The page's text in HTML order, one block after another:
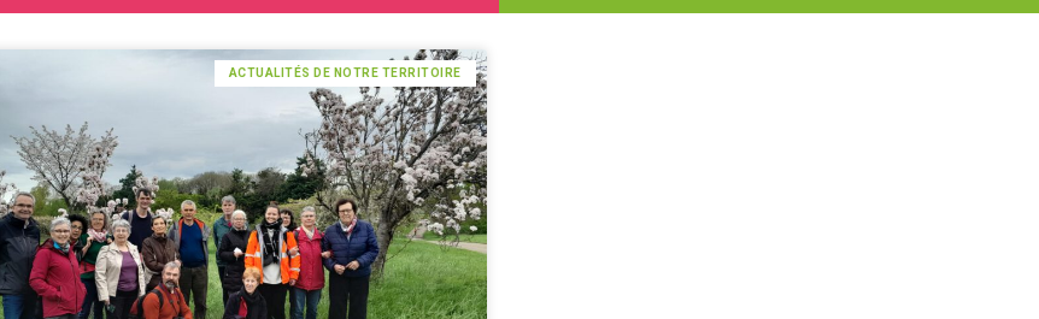
ACTUALITÉS DE NOTRE TERRITOIRE